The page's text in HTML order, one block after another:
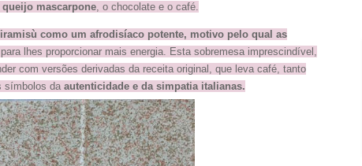
queijo mascarpone, o chocolate e o café.
como um afrodisíaco potente, motivo pelo qual as
lhes proporcionar mais energia. Esta sobremesa imprescindível,
com versões derivadas da receita original, que leva café, tanto
símbolos da autenticidade e da simpatia italianas.